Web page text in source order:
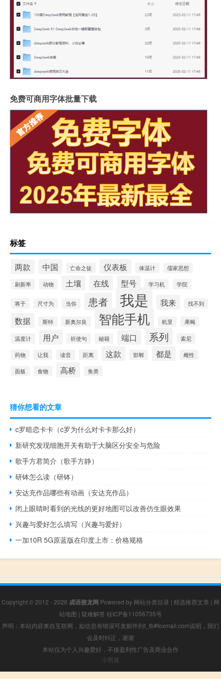
免费可商用字体批量下载
标签
两款 中国 亡命之徒 仪表板 体温计 儒家思想
刷新率 动物 土壤 在线 型号 学习机 学院
将于 尺寸为 当你 患者 我是 我来 找不到
数据 斯特 新奥尔良 智能手机 机里 果蝇
温度计 用户 祈使句 秘籍 端口 系列 索尼
药物 让我 读音 距离 这款 邯郸 都是 雌性
面板 食物 高桥 鱼类
猜你想看的文章
c罗暗恋卡卡（c罗为什么对卡卡那么好）
新研究发现细胞开关有助于大脑区分安全与危险
歌手方君简介（歌手方静）
研钵怎么读（研钵）
安达充作品哪些有动画（安达充作品）
闭上眼睛时看到的光线的更好地图可以改善仿生眼效果
兴趣与爱好怎么填写（兴趣与爱好）
一加10R 5G原蓝版在印度上市：价格规格
Copyright © 2012 - 2026 成语接龙网 Powered by 网站分类目录 | 精选推荐文章 | 网
站地图 | 疑难解答 桂ICP备11056735号
声明：本站内容来自互联网，如信息有错误可发邮件到f_fb#foxmail.com说明，我们
会及时纠正，谢谢
本站仅为个人兴趣爱好，不接盈利性广告及商业合作
小男孩